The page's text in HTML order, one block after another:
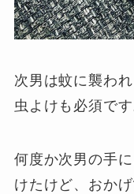
次男は蚊に襲わ
虫よけも必須です
何度か次男の手
けたけど、おか